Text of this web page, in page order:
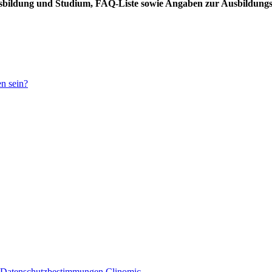
und Studium, FAQ-Liste sowie Angaben zur
sein?